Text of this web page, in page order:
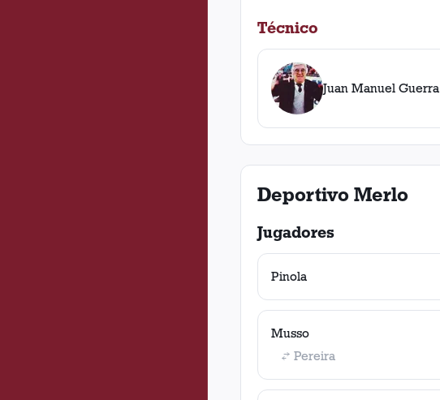
Técnico
Juan Manuel Guerra
Deportivo Merlo
Jugadores
Pinola
Musso
Pereira